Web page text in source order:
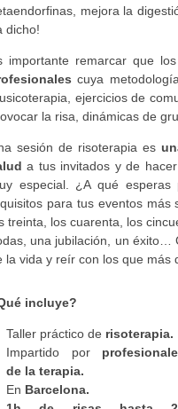
mejora la
dicho!
importante remarcar que
cuya
ejercicios de
la risa, dinámicas de
sesión de risoterapia es
a tus invitados y de
especial. ¿A qué
para tus eventos más
treinta, los cuarenta, los
una jubilación, un éxito…
la vida y reír con los que más
incluye?
Taller práctico de risoterapia.
Impartido por
de la terapia.
En Barcelona.